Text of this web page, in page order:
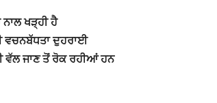
ਖੜ੍ਹੀ ਹੈ
ਵਚਨਬੱਧਤਾ ਦੁਹਰਾਈ
ਵੱਲ ਜਾਣ ਤੋਂ ਰੋਕ ਰਹੀਆਂ ਹਨ